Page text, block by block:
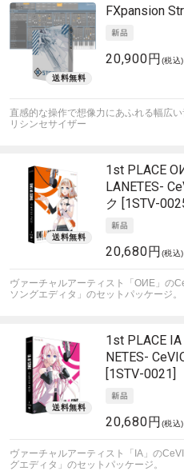
FXpansion
20,900円 (税込)
直感的な操作で想像力にあふれる幅広
リシンセサイザー
1st PLACE
LANETES-
ク [1STV-
20,680円 (税込)
ヴァーチャルアーティスト「OИE」の
ソングエディタ」のセットパッケージ。
1st PLACE
NETES-
[1STV-0021]
20,680円 (税込)
ヴァーチャルアーティスト「IA」の
グエディタ」のセットパッケージ。